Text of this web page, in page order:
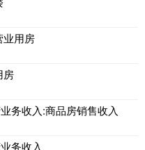
业用房
房
务收入:商品房销售收入
务收入